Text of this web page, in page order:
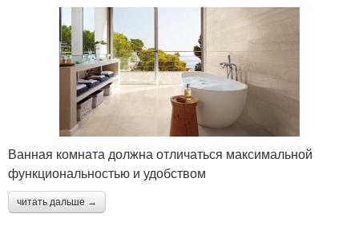
Ванная комната должна отличаться максимальной
функциональностью и удобством
читать дальше →